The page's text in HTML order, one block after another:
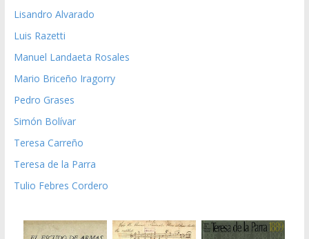
Lisandro Alvarado
Luis Razetti
Manuel Landaeta Rosales
Mario Briceño Iragorry
Pedro Grases
Simón Bolívar
Teresa Carreño
Teresa de la Parra
Tulio Febres Cordero